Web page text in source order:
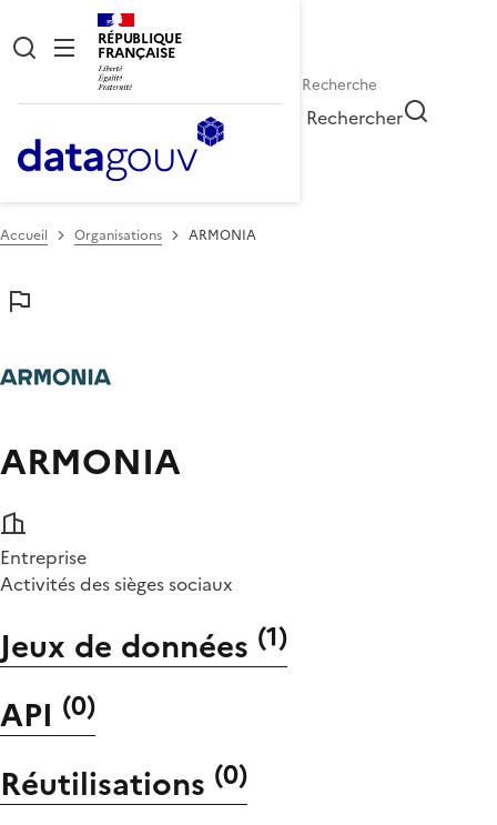
RÉPUBLIQUE
FRANÇAISE
Rechercher
Accueil Organisations ARMONIA
ARMONIA
Entreprise
Activités des sièges sociaux
Jeux de données (1)
API (0)
Réutilisations (0)